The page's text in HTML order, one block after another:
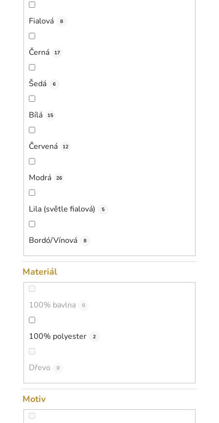
Fialová 8
Černá 17
Šedá 6
Bílá 15
Červená 12
Modrá 26
Lila (světle fialová) 5
Bordó/Vínová 8
Materiál
100% bavlna 0
100% polyester 2
Dřevo 0
Motiv